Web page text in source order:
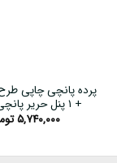
پرده پانچی چاپی
+ ۱ پنل حریر پانچی رایگان
۵,۷۴۰,۰۰۰